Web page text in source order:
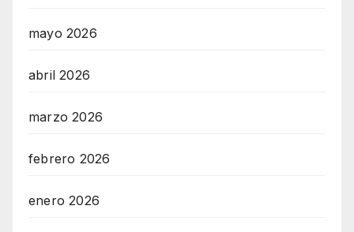
mayo 2026
abril 2026
marzo 2026
febrero 2026
enero 2026